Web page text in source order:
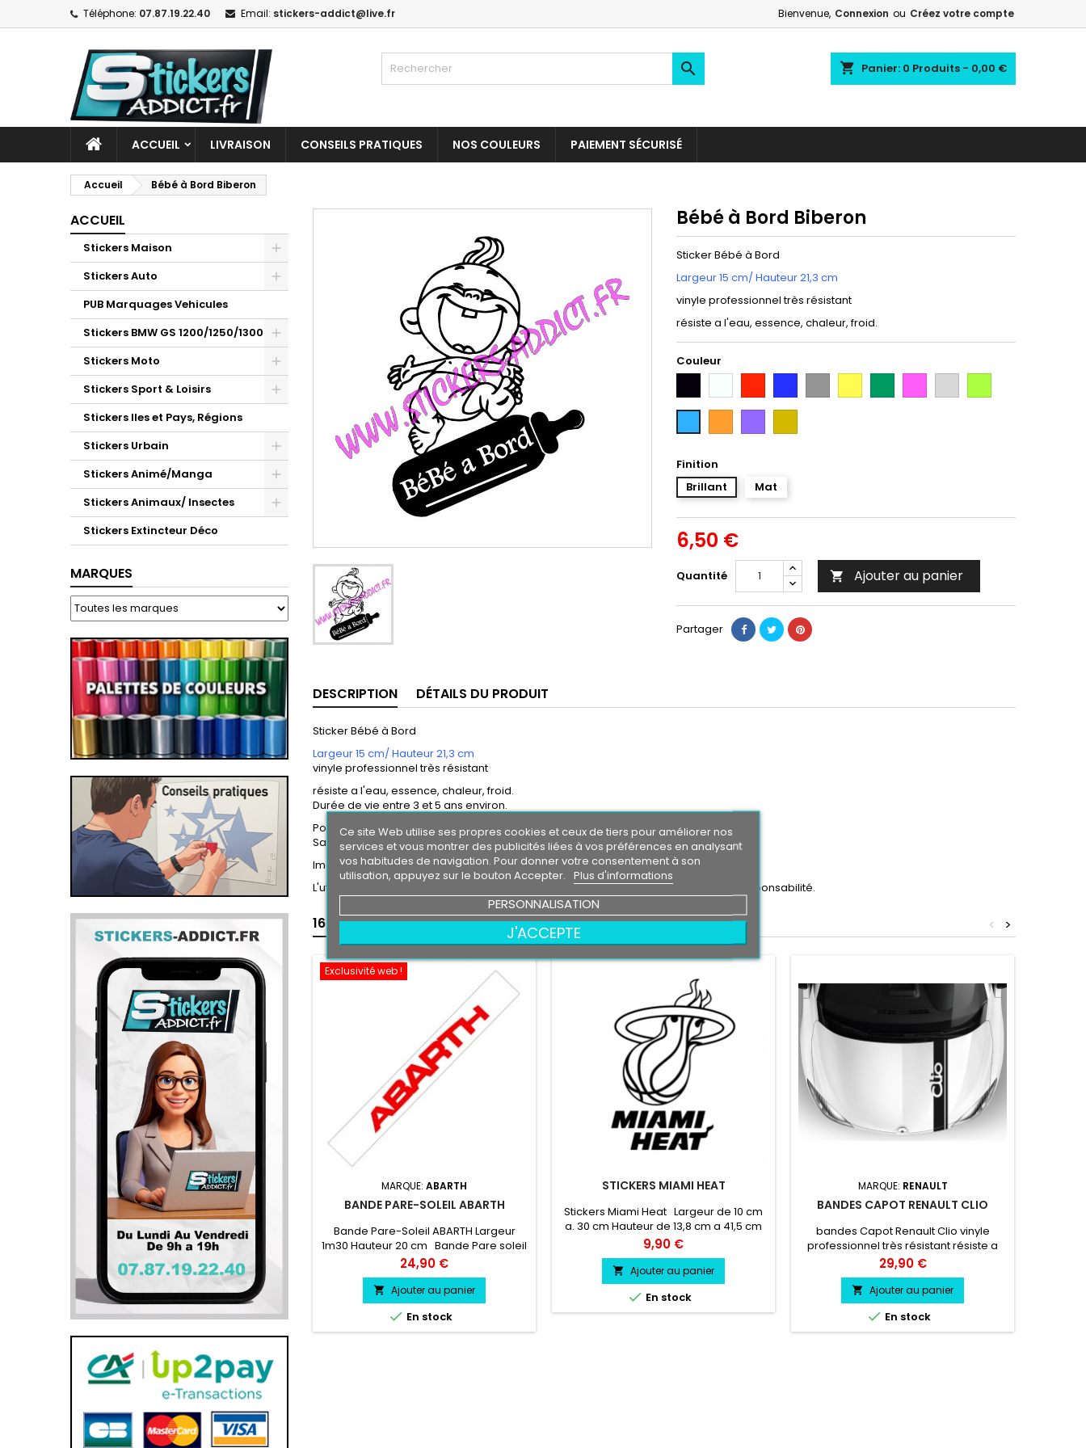
Téléphone: 07.87.19.22.40 Email: stickers-addict@live.fr Bienvenue, Connexion ou Créez votre compte
shopping_cart Panier: 0 Produits - 0,00 €

ACCUEIL LIVRAISON CONSEILS PRATIQUES NOS COULEURS PAIEMENT SÉCURISÉ
Accueil Bébé à Bord Biberon
ACCUEIL
Stickers Maison
Stickers Auto
PUB Marquages Vehicules
Stickers BMW GS 1200/1250/1300
Stickers Moto
Stickers Sport & Loisirs
Stickers Iles et Pays, Régions
Stickers Urbain
Stickers Animé/Manga
Stickers Animaux/ Insectes
Stickers Extincteur Déco
MARQUES
Bébé à Bord Biberon
Sticker Bébé à Bord
Largeur 15 cm/ Hauteur 21,3 cm
vinyle professionnel très résistant
résiste a l'eau, essence, chaleur, froid.
Couleur
ArgentCitron
Intense
Finition
Brillant
Mat
6,50 €
Quantité  Ajouter au panier
Partager
DESCRIPTION DÉTAILS DU PRODUIT
Sticker Bébé à Bord
Largeur 15 cm/ Hauteur 21,3 cm
vinyle professionnel très résistant
résiste a l'eau, essence, chaleur, froid.
Durée de vie entre 3 et 5 ans environ.
Pose facile livré directement sur papier transfert.
Sans couleur de fond , la couleur de fond représente votre support de pose.
Images non contractuelles
L'utilisation d'un logo sans autorisation de son propriétaire est sous votre entière responsabilité.
16 AUTRES PRODUITS DANS LA MÊME CATÉGORIE : >
<
Exclusivité web !
MARQUE: ABARTH
BANDE PARE-SOLEIL ABARTH
Bande Pare-Soleil ABARTH Largeur
1m30 Hauteur 20 cm Bande Pare soleil
couleur au choix Logo ABARTH couleur
au choix
Prix
24,90 €
 Ajouter au panier
 En stock
STICKERS MIAMI HEAT
Stickers Miami Heat Largeur de 10 cm
a. 30 cm Hauteur de 13,8 cm a 41,5 cm
Prix
9,90 €
 Ajouter au panier
 En stock
MARQUE: RENAULT
BANDES CAPOT RENAULT CLIO
bandes Capot Renault Clio vinyle
professionnel très résistant résiste a
l'eau, essence, chaleur, froid.
Prix
29,90 €
 Ajouter au panier
 En stock
Ce site Web utilise ses propres cookies et ceux de tiers pour améliorer nos
services et vous montrer des publicités liées à vos préférences en analysant
vos habitudes de navigation. Pour donner votre consentement à son
utilisation, appuyez sur le bouton Accepter. Plus d'informations
PERSONNALISATION
J'ACCEPTE